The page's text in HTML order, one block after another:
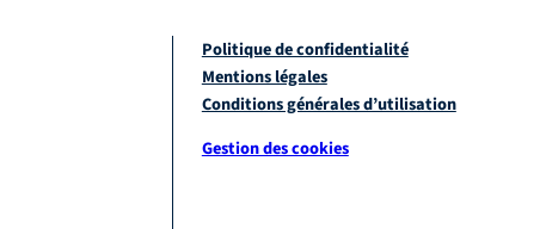
Politique de confidentialité
Mentions légales
Conditions générales d’utilisation
Gestion des cookies